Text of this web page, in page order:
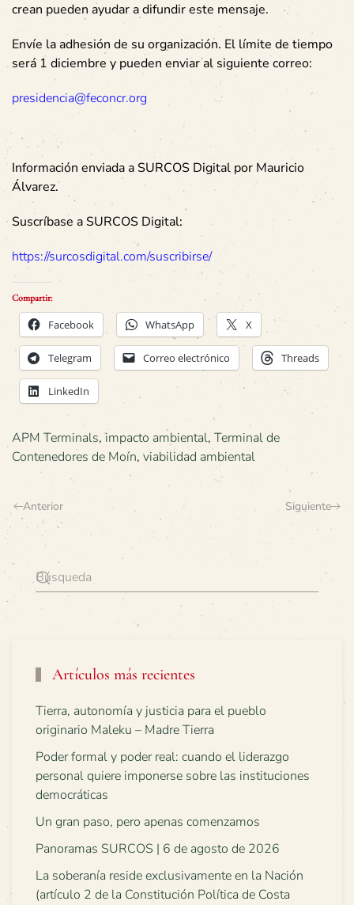
crean pueden ayudar a difundir este mensaje.
Envíe la adhesión de su organización. El límite de tiempo
será 1 diciembre y pueden enviar al siguiente correo:
presidencia@feconcr.org
Información enviada a SURCOS Digital por Mauricio
Álvarez.
Suscríbase a SURCOS Digital:
https://surcosdigital.com/suscribirse/
Compartir:
Facebook WhatsApp X
Telegram Correo electrónico Threads
LinkedIn
APM Terminals,impacto ambiental, Terminal de
Contenedores de Moín, viabilidad ambiental
Anterior Siguiente
Artículos más recientes
Tierra, autonomía y justicia para el pueblo
originario Maleku – Madre Tierra
Poder formal y poder real: cuando el liderazgo
personal quiere imponerse sobre las instituciones
democráticas
Un gran paso, pero apenas comenzamos
Panoramas SURCOS | 6 de agosto de 2026
La soberanía reside exclusivamente en la Nación
(artículo 2 de la Constitución Política de Costa